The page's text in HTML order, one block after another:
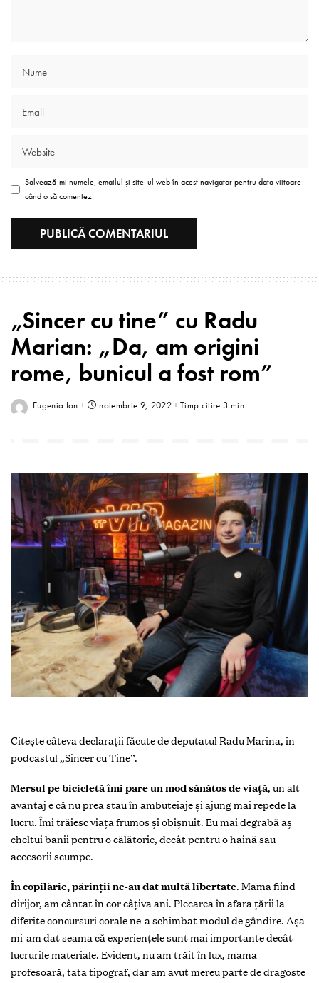
Salvează-mi numele, emailul și site-ul web în acest navigator pentru data viitoare
când o să comentez.
„Sincer cu tine” cu Radu
Marian: „Da, am origini
rome, bunicul a fost rom”
Eugenia Ion noiembrie 9, 2022 Timp citire 3 min
Citește câteva declarații făcute de deputatul Radu Marina, în
podcastul „Sincer cu Tine”.
Mersul pe bicicletă îmi pare un mod sănătos de viaţă, un alt
avantaj e că nu prea stau în ambuteiaje și ajung mai repede la
lucru. Îmi trăiesc viaţa frumos și obișnuit. Eu mai degrabă aș
cheltui banii pentru o călătorie, decât pentru o haină sau
accesorii scumpe.
În copilărie, părinţii ne-au dat multă libertate. Mama fiind
dirijor, am cântat în cor câţiva ani. Plecarea în afara ţării la
diferite concursuri corale ne-a schimbat modul de gândire. Așa
mi-am dat seama că experienţele sunt mai importante decât
lucrurile materiale. Evident, nu am trăit în lux, mama
profesoară, tata tipograf, dar am avut mereu parte de dragoste